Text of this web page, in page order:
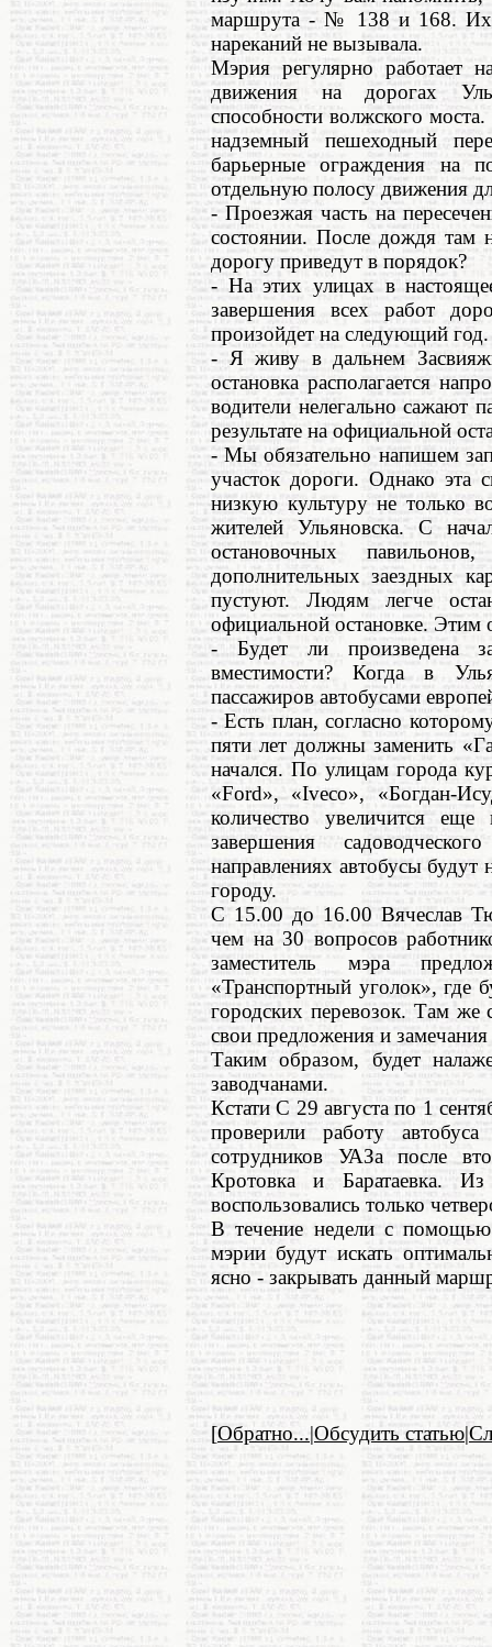
маршрута - № 138 и 168. Их
нареканий не вызывала.
Мэрия регулярно работает
движения на дорогах
способности волжского
надземный пешеходный
барьерные ограждения на
отдельную полосу движения
- Проезжая часть на
состоянии. После дождя там
дорогу приведут в порядок?
- На этих улицах в
завершения всех работ
произойдет на следующий
- Я живу в дальнем
остановка располагается
водители нелегально сажают
результате на официальной
- Мы обязательно напишем
участок дороги. Однако эта
низкую культуру не только
жителей Ульяновска. С
остановочных
дополнительных заездных
пустуют. Людям легче
официальной остановке. Этим
- Будет ли произведена
вместимости? Когда в
пассажиров автобусами
- Есть план, согласно
пяти лет должны заменить
начался. По улицам города
«Ford», «Iveco», «Богдан-
количество увеличится
завершения
направлениях автобусы будут
городу.
С 15.00 до 16.00 Вячеслав
чем на 30 вопросов
заместитель мэра
«Транспортный уголок», где
городских перевозок. Там же
свои предложения и
Таким образом, будет
заводчанами.
Кстати С 29 августа по 1
проверили работу
сотрудников УАЗа после
Кротовка и Баратаевка.
воспользовались только
В течение недели с помощью
мэрии будут искать
ясно - закрывать данный
[Обратно...|Обсудить статью|